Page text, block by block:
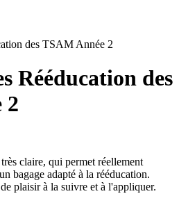
des TSAM Année 2
Rééducation des
2
claire, qui permet réellement
bagage adapté à la rééducation.
plaisir à la suivre et à l'appliquer.